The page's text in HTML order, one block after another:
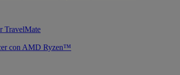
TravelMate
con AMD Ryzen™